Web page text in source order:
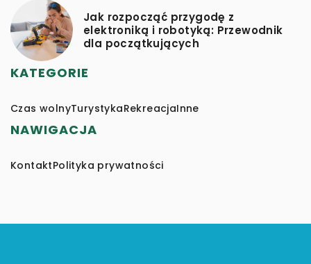
Jak rozpocząć przygodę z
elektroniką i robotyką: Przewodnik
dla początkujących
KATEGORIE
Czas wolnyTurystykaRekreacjaInne
NAWIGACJA
KontaktPolityka prywatności